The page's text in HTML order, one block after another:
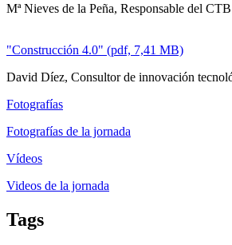
Mª Nieves de la Peña, Responsable del
"Construcción 4.0" (pdf, 7,41 MB)
David Díez, Consultor de innovación
Fotografías
Fotografías de la jornada
Vídeos
Videos de la jornada
Tags